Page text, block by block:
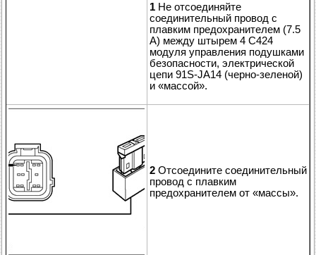
1 Не отсоединяйте
соединительный провод с
плавким предохранителем (7.5
А) между штырем 4 C424
модуля управления подушками
безопасности, электрической
цепи 91S-JA14 (черно-зеленой)
и «массой».
2 Отсоедините соединительный
провод с плавким
предохранителем от «массы».